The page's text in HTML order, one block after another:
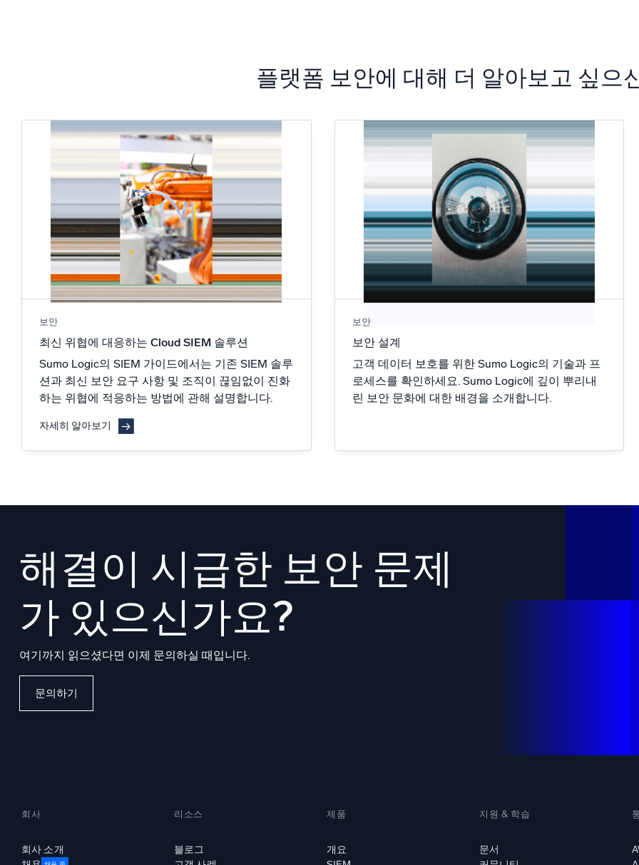
플랫폼 보안에 대해 더 알아보고 싶으
보안
최신 위협에 대응하는 Cloud SIEM 솔루션
Sumo Logic의 SIEM 가이드에서는 기존 SIEM 솔루
션과 최신 보안 요구 사항 및 조직이 끊임없이 진화
하는 위협에 적응하는 방법에 관해 설명합니다.
자세히 알아보기
보안
보안 설계
고객 데이터 보호를 위한 Sumo Logic의 기술과 프
로세스를 확인하세요. Sumo Logic에 깊이 뿌리내
린 보안 문화에 대한 배경을 소개합니다.
해결이 시급한 보안 문제
가 있으신가요?
여기까지 읽으셨다면 이제 문의하실 때입니다.
문의하기
회사
회사 소개
리소스
블로그
제품
개요
지원 & 학습
문서